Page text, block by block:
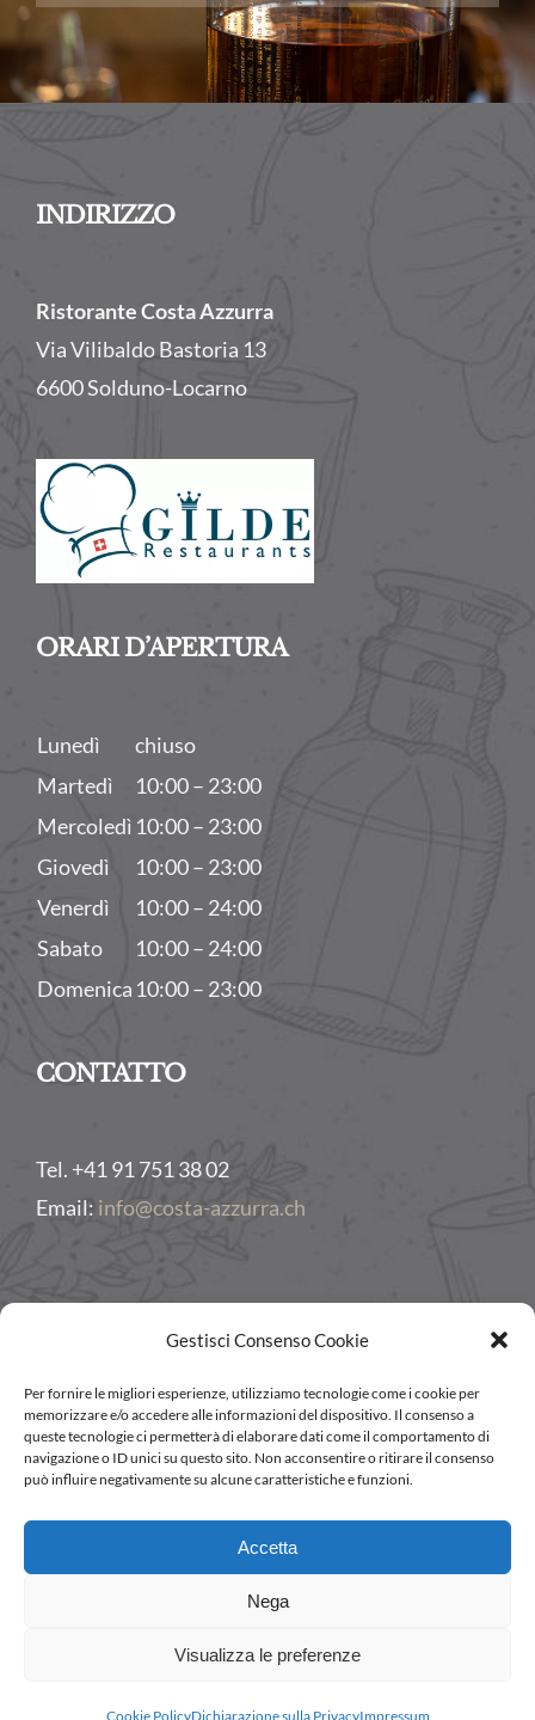
Gestisci Consenso Cookie
Per fornire le migliori esperienze, utilizziamo tecnologie come i cookie per
memorizzare e/o accedere alle informazioni del dispositivo. Il consenso a
queste tecnologie ci permetterà di elaborare dati come il comportamento di
navigazione o ID unici su questo sito. Non acconsentire o ritirare il consenso
può influire negativamente su alcune caratteristiche e funzioni.
Accetta
Nega
Visualizza le preferenze
Cookie PolicyDichiarazione sulla PrivacyImpressum
INDIRIZZO
Ristorante Costa Azzurra
Via Vilibaldo Bastoria 13
6600 Solduno-Locarno
ORARI D’APERTURA
Lunedì
chiuso
Martedì
10:00 – 23:00
Mercoledì 10:00 – 23:00
Giovedì
10:00 – 23:00
Venerdì
10:00 – 24:00
Sabato
10:00 – 24:00
Domenica 10:00 – 23:00
CONTATTO
Tel. +41 91 751 38 02
Email: info@costa-azzurra.ch
DE
© Copyright 2026 | Ristorante Costa Azzurra